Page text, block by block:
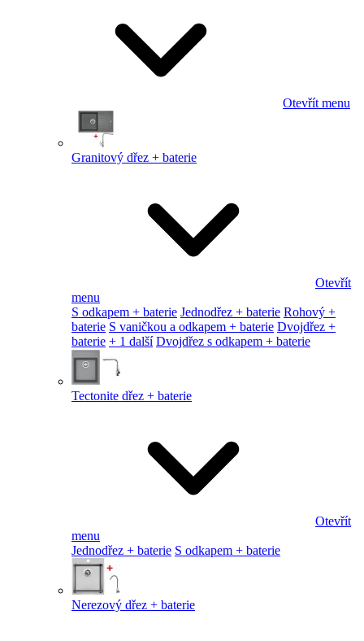
Otevřít menu
Granitový dřez + baterie
Otevřít
menu
S odkapem + baterie Jednodřez + baterie Rohový +
baterie S vaničkou a odkapem + baterie Dvojdřez +
baterie + 1 další Dvojdřez s odkapem + baterie
Tectonite dřez + baterie
Otevřít
menu
Jednodřez + baterie S odkapem + baterie
Nerezový dřez + baterie